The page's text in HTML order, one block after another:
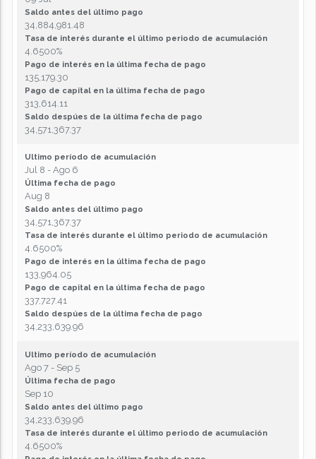
Saldo antes del último pago
34,884,981.48
Tasa de interés durante el último periodo de acumulación
4.6500%
Pago de interés en la última fecha de pago
135,179.30
Pago de capital en la última fecha de pago
313,614.11
Saldo despúes de la última fecha de pago
34,571,367.37
Ultimo período de acumulación
Jul 8 - Ago 6
Última fecha de pago
Aug 8
Saldo antes del último pago
34,571,367.37
Tasa de interés durante el último periodo de acumulación
4.6500%
Pago de interés en la última fecha de pago
133,964.05
Pago de capital en la última fecha de pago
337,727.41
Saldo despúes de la última fecha de pago
34,233,639.96
Ultimo período de acumulación
Ago 7 - Sep 5
Última fecha de pago
Sep 10
Saldo antes del último pago
34,233,639.96
Tasa de interés durante el último periodo de acumulación
4.6500%